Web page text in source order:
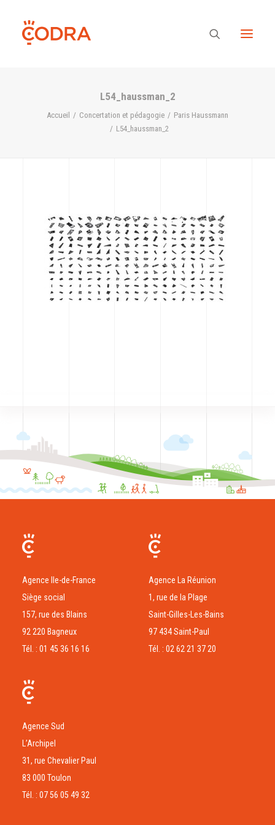
Des valeurs, une équipe
Nos références
CODRA recrute
L54_haussman_2
Accueil Concertation et pédagogie
Paris Haussmann
L54_haussman_2
Agence Ile-de-France
Siège social
157, rue des Blains
92 220 Bagneux
Tél. : 01 45 36 16 16
Agence La Réunion
1, rue de la Plage
Saint-Gilles-Les-Bains
97 434 Saint-Paul
Tél. : 02 62 21 37 20
Agence Sud
L’Archipel
31, rue Chevalier Paul
83 000 Toulon
Tél. : 07 56 05 49 32